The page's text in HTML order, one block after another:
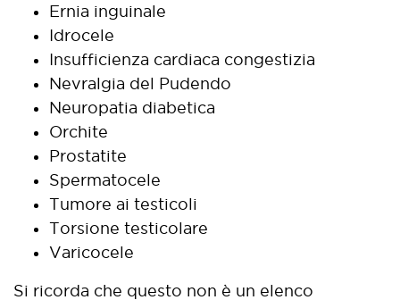
Ernia inguinale
Idrocele
Insufficienza cardiaca congestizia
Nevralgia del Pudendo
Neuropatia diabetica
Orchite
Prostatite
Spermatocele
Tumore ai testicoli
Torsione testicolare
Varicocele
Si ricorda che questo non è un elenco